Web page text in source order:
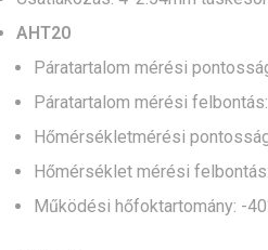
AHT20
Páratartalom mérési
Páratartalom mérési
Hőmérsékletmérési
Hőmérséklet mérési
Működési hőfoktartomány: -